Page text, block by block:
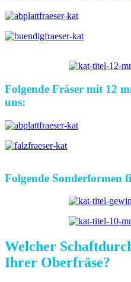
Folgende Fräser mit 12
uns:
Folgende Sonderformen
Welcher
Ihrer Oberfräse?